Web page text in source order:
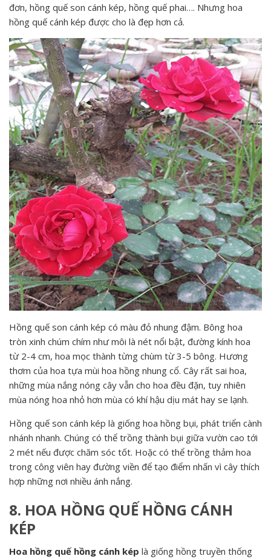
đơn, hồng quế son cánh kép, hồng quế phai…. Nhưng hoa
hồng quế cánh kép được cho là đẹp hơn cả.
Hồng quế son cánh kép có màu đỏ nhung đậm. Bông hoa
tròn xinh chúm chím như môi là nét nổi bật, đường kính hoa
từ 2-4 cm, hoa mọc thành từng chùm từ 3-5 bông. Hương
thơm của hoa tựa mùi hoa hồng nhung cổ. Cây rất sai hoa,
những mùa nắng nóng cây vẫn cho hoa đều đặn, tuy nhiên
mùa nóng hoa nhỏ hơn mùa có khí hậu dịu mát hay se lạnh.
Hồng quế son cánh kép là giống hoa hồng bụi, phát triển cành
nhánh nhanh. Chúng có thể trồng thành bụi giữa vườn cao tới
2 mét nếu được chăm sóc tốt. Hoặc có thể trồng thảm hoa
trong công viên hay đường viền để tạo điểm nhấn vì cây thích
hợp những nơi nhiều ánh nắng.
8. HOA HỒNG QUẾ HỒNG CÁNH
KÉP
Hoa hồng quế hồng cánh kép là giống hồng truyền thống